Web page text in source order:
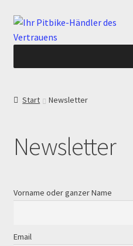
Zur
Navigation
Zum
Inhalt
Checkout
Echtheit von Bewertungen
Start Newsletter
Newsletter
Vorname oder ganzer Name
Email